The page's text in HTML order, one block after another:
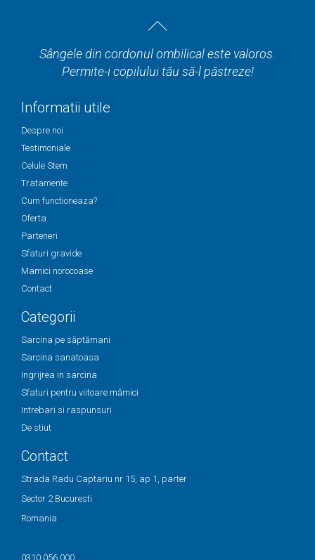
Sângele din cordonul ombilical este valoros.
Permite-i copilului tău să-l păstreze!
Informatii utile
Despre noi
Testimoniale
Celule Stem
Tratamente
Cum functioneaza?
Oferta
Parteneri
Sfaturi gravide
Mamici norocoase
Contact
Categorii
Sarcina pe săptămani
Sarcina sanatoasa
Ingrijrea in sarcina
Sfaturi pentru viitoare mămici
Intrebari si raspunsuri
De stiut
Contact
Strada Radu Captariu nr 15, ap 1, parter
Sector 2 Bucuresti
Romania
0310 056 000